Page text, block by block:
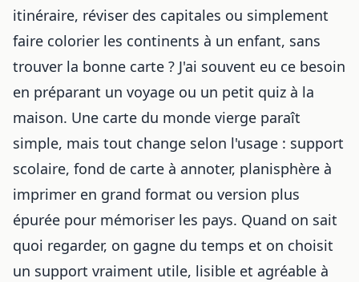
itinéraire, réviser des capitales ou simplement
faire colorier les continents à un enfant, sans
trouver la bonne carte ? J'ai souvent eu ce besoin
en préparant un voyage ou un petit quiz à la
maison. Une carte du monde vierge paraît
simple, mais tout change selon l'usage : support
scolaire, fond de carte à annoter, planisphère à
imprimer en grand format ou version plus
épurée pour mémoriser les pays. Quand on sait
quoi regarder, on gagne du temps et on choisit
un support vraiment utile, lisible et agréable à